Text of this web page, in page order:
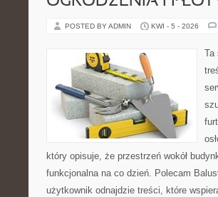
POSTED BY ADMIN KWI - 5 - 2026
Ta
który opisuje, że przestrzeń wokół
funkcjonalna na co dzień. Polecam
użytkownik odnajdzie treści, które